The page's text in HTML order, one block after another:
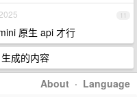
11
原生 api 才行
成的内容
About · Language